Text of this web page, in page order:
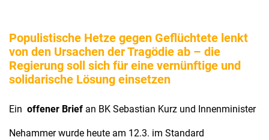
Populistische Hetze gegen Geflüchtete lenkt
von den Ursachen der Tragödie ab – die
Regierung soll sich für eine vernünftige und
solidarische Lösung einsetzen
Ein offener Brief an BK Sebastian Kurz und Innenminister
Nehammer wurde heute am 12.3. im Standard